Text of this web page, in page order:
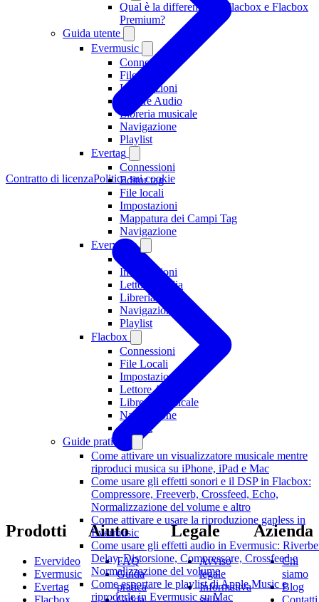
Qual è la differenza tra Flacbox e Flacbox
Premium?
Guida utente
Evermusic
Connessioni
File locali
Impostazioni
Lettore Audio
Libreria musicale
Navigazione
Playlist
Evertag
Connessioni
Editor tag
File locali
Impostazioni
Mappatura dei Campi Tag
Navigazione
Evervideo
Impostazioni
Lettore Media
Libreria Media
Navigazione
Playlist
Flacbox
Connessioni
File Locali
Impostazioni
Lettore Audio
Libreria Musicale
Navigazione
Playlist
Guide pratiche
Come attivare un visualizzatore musicale mentre
riproduci musica su iPhone, iPad e Mac
Come usare gli effetti sonori e il DSP in Flacbox:
Compressore, Freeverb, Crossfeed, Echo,
Normalizzazione del volume e altro
Come attivare e usare la riproduzione gapless in
Evermusic
Come usare gli effetti audio in Evermusic:
Delay, Distorsione, Compressore, Crossfeed e
Normalizzazione del volume
Come esportare le playlist di Apple Music e
riprodurle in Evermusic su Mac
Contratto di licenzaPolitica sui cookie
Prodotti
Evervideo
Evermusic
Evertag
Aiuto
FAQ
Guida
pratica
Legale
Avviso
legale
Informativa
Azienda
Chi
siamo
Blog